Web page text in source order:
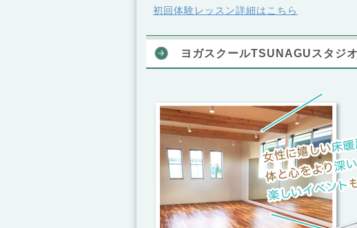
初回体験レッスン詳細はこちら
ヨガスクールTSUNAGUスタジオ